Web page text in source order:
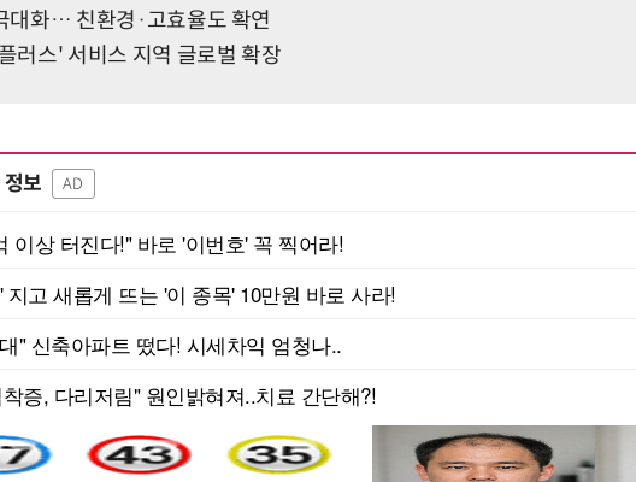
대화… 친환경·고효율도 확연
러스' 서비스 지역 글로벌 확장
보 AD